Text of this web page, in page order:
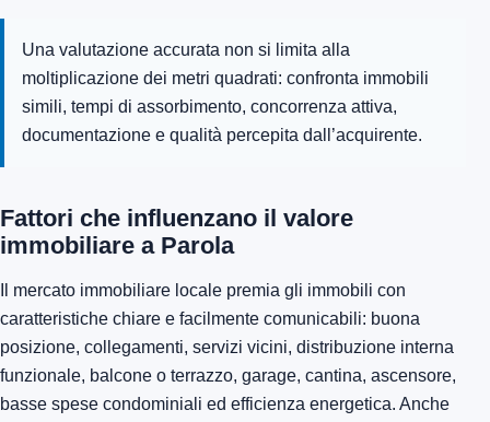
Una valutazione accurata non si limita alla
moltiplicazione dei metri quadrati: confronta immobili
simili, tempi di assorbimento, concorrenza attiva,
documentazione e qualità percepita dall’acquirente.
Fattori che influenzano il valore
immobiliare a Parola
Il mercato immobiliare locale premia gli immobili con
caratteristiche chiare e facilmente comunicabili: buona
posizione, collegamenti, servizi vicini, distribuzione interna
funzionale, balcone o terrazzo, garage, cantina, ascensore,
basse spese condominiali ed efficienza energetica. Anche